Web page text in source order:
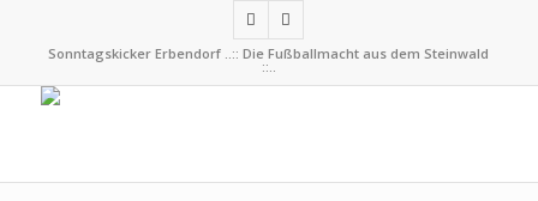
Sonntagskicker Erbendorf ..:: Die Fußballmacht aus dem Steinwald
::..